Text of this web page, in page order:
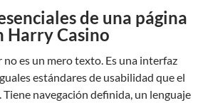
de una página
Harry Casino
es un mero texto. Es una interfaz
estándares de usabilidad que el
navegación definida, un lenguaje